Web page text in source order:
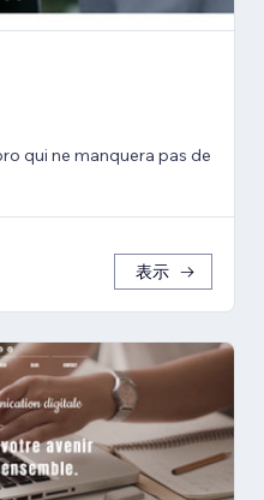
qui ne manquera pas de
表示